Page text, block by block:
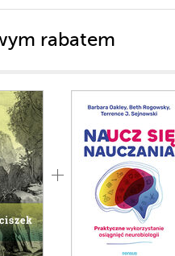
rabatem